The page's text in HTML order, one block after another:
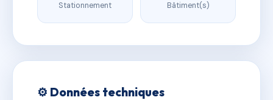
Stationnement Bâtiment(s)
⚙️ Données techniques